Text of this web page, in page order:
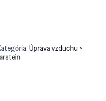
Úprava vzduchu >